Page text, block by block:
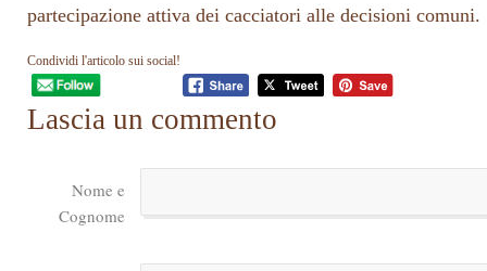
partecipazione attiva dei cacciatori alle decisioni comuni.
Condividi l'articolo sui social!
Lascia un commento
Nome e
Cognome